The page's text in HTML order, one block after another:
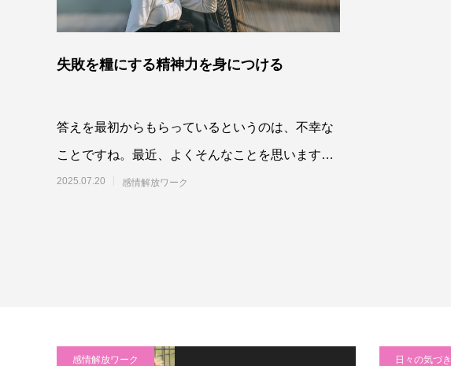
失敗を糧にする精神力を身につける
答えを最初からもらっているというのは、不幸な
ことですね。最近、よくそんなことを思います。
答えが最初からもらえているなら、間違えな
2025.07.20 感情解放ワーク
感情解放ワーク 日々の気づき